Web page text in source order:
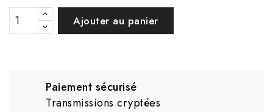
Ajouter au panier
Paiement sécurisé
Transmissions cryptées